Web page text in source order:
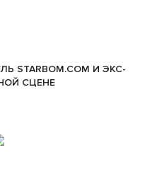
STARBOM.COM И ЭКС-
СЦЕНЕ